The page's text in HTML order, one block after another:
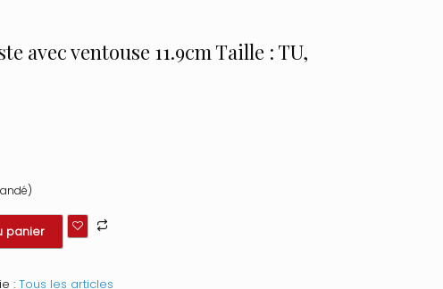
avec ventouse 11.9cm Taille : TU,
panier
: Tous les articles